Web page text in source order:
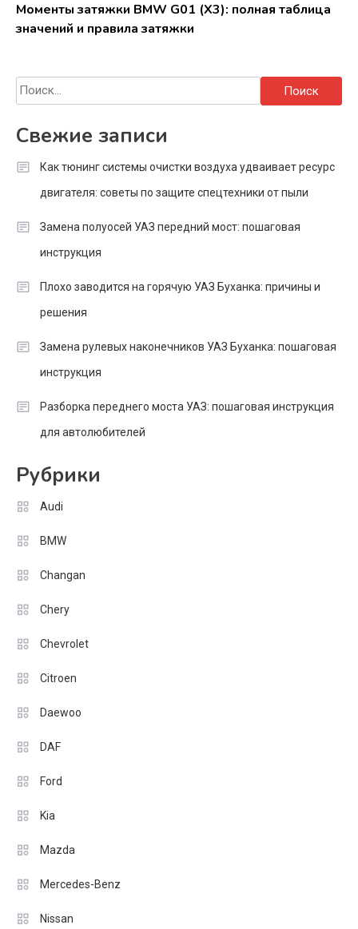
Моменты затяжки BMW G01 (X3): полная таблица
значений и правила затяжки
Найти:
Свежие записи
Как тюнинг системы очистки воздуха удваивает ресурс
двигателя: советы по защите спецтехники от пыли
Замена полуосей УАЗ передний мост: пошаговая
инструкция
Плохо заводится на горячую УАЗ Буханка: причины и
решения
Замена рулевых наконечников УАЗ Буханка: пошаговая
инструкция
Разборка переднего моста УАЗ: пошаговая инструкция
для автолюбителей
Рубрики
Audi
BMW
Changan
Chery
Chevrolet
Citroen
Daewoo
DAF
Ford
Kia
Mazda
Mercedes-Benz
Nissan